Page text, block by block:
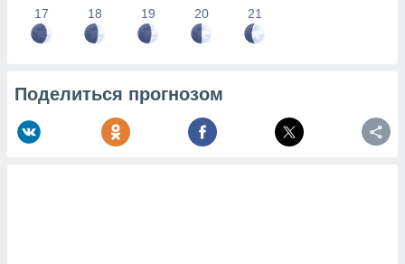
17 18 19 20 21
Поделиться прогнозом